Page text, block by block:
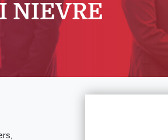
NIEVRE